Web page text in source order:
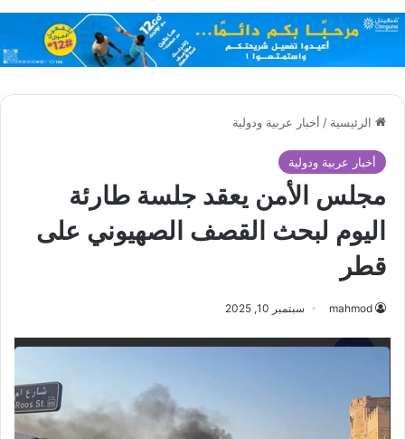
الرئيسية / أخبار عربية ودولية
أخبار عربية ودولية
مجلس الأمن يعقد جلسة طارئة
اليوم لبحث القصف الصهيوني على
قطر
mahmod سبتمبر 10, 2025